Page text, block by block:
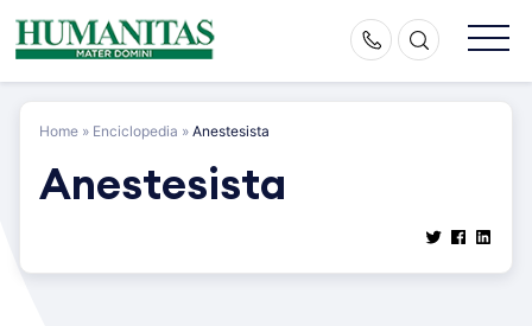
Skip
to
Home » Enciclopedia » Anestesista
Anestesista